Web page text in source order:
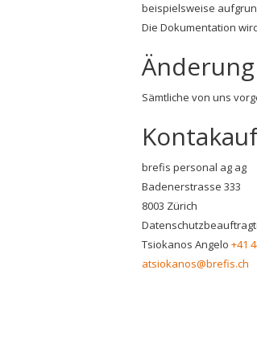
beispielsweise
Die Dokumentation
Sämtliche von uns
brefis personal ag ag
Badenerstrasse 333
8003 Zürich
Tsiokanos Angelo +41
atsiokanos@brefis.ch